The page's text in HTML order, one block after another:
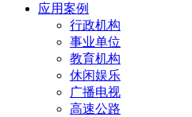
应用案例
行政机构
事业单位
教育机构
休闲娱乐
广播电视
高速公路